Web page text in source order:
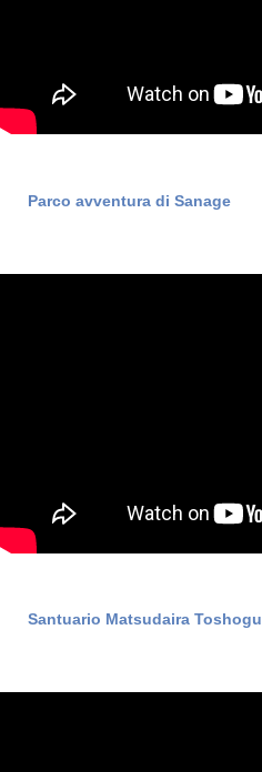
Parco avventura di Sanage
Santuario Matsudaira Toshogu